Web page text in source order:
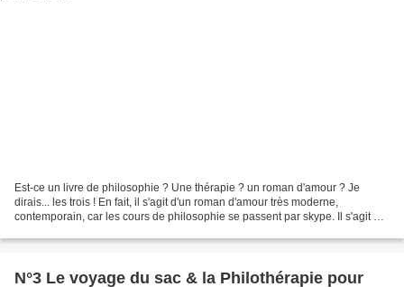
Est-ce un livre de philosophie ? Une thérapie ? un roman d'amour ? Je
dirais... les trois ! En fait, il s'agit d'un roman d'amour très moderne,
contemporain, car les cours de philosophie se passent par skype. Il s'agit de
N°3 Le voyage du sac & la Philothérapie pour